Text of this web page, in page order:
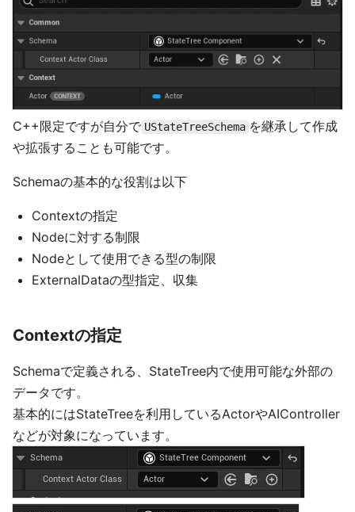
C++限定ですが自分で UStateTreeSchema を継承して作成
や拡張することも可能です。
Schemaの基本的な役割は以下
Contextの指定
Nodeに対する制限
Nodeとして使用できる型の制限
ExternalDataの型指定、収集
Contextの指定
Schemaで定義される、StateTree内で使用可能な外部の
データです。
基本的にはStateTreeを利用しているActorやAIController
などが対象になっています。